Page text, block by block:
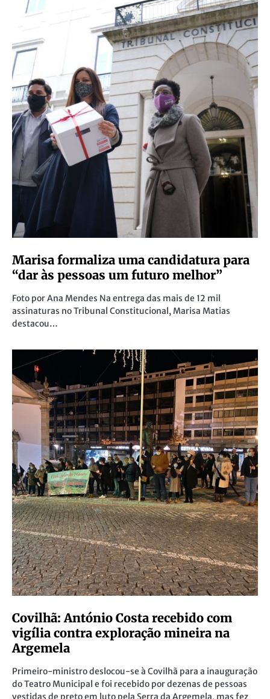
Marisa formaliza uma candidatura para
“dar às pessoas um futuro melhor”
Foto por Ana Mendes Na entrega das mais de 12 mil
assinaturas no Tribunal Constitucional, Marisa Matias
destacou…
Covilhã: António Costa recebido com
vigília contra exploração mineira na
Argemela
Primeiro-ministro deslocou-se à Covilhã para a inauguração
do Teatro Municipal e foi recebido por dezenas de pessoas
vestidas de preto em luto pela Serra da Argemela, mas fez